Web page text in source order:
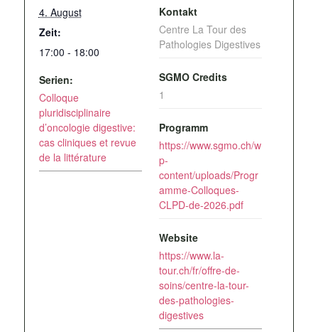
4. August
Zeit:
17:00 - 18:00
Serien:
Colloque
pluridisciplinaire
d’oncologie digestive:
cas cliniques et revue
de la littérature
Kontakt
Centre La Tour des
Pathologies Digestives
SGMO Credits
1
Programm
https://www.sgmo.ch/w
p-
content/uploads/Progr
amme-Colloques-
CLPD-de-2026.pdf
Website
https://www.la-
tour.ch/fr/offre-de-
soins/centre-la-tour-
des-pathologies-
digestives